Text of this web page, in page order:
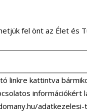
fel önt az Élet és
linkre kattintva
információkért